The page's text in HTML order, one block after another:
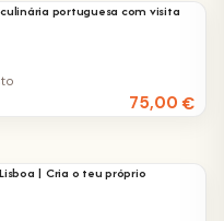
portuguesa com visita
75,00€
| Cria o teu próprio